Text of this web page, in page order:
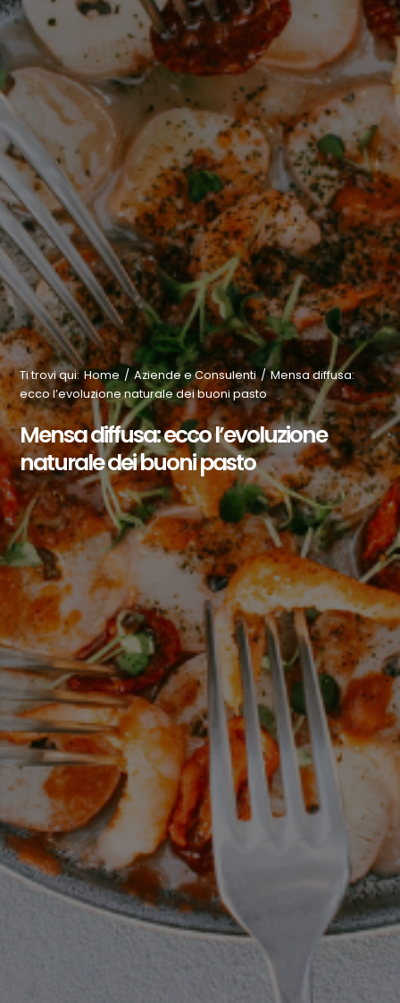
Ti trovi qui: Home / Aziende e Consulenti / Mensa diffusa:
ecco l’evoluzione naturale dei buoni pasto
Mensa diffusa: ecco l’evoluzione
naturale dei buoni pasto